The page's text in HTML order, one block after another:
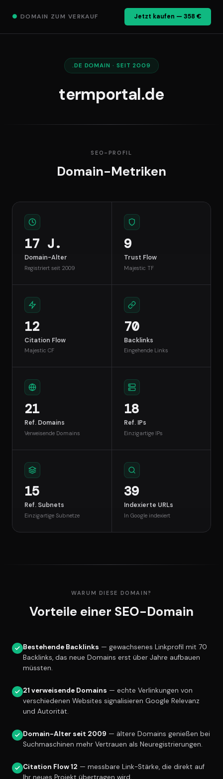
● DOMAIN ZUM VERKAUF Jetzt kaufen — 358 €
.DE DOMAIN · SEIT 2009
termportal.de
SEO-PROFIL
Domain-Metriken
17 J.
Domain-Alter
Registriert seit 2009
9
Trust Flow
Majestic TF
12
Citation Flow
Majestic CF
70
Backlinks
Eingehende Links
21
Ref. Domains
Verweisende Domains
18
Ref. IPs
Einzigartige IPs
15
Ref. Subnets
Einzigartige Subnetze
39
Indexierte URLs
In Google indexiert
WARUM DIESE DOMAIN?
Vorteile einer SEO-Domain
Bestehende Backlinks — gewachsenes Linkprofil mit 70
Backlinks, das neue Domains erst über Jahre aufbauen
müssten.
21 verweisende Domains — echte Verlinkungen von
verschiedenen Websites signalisieren Google Relevanz
und Autorität.
Domain-Alter seit 2009 — ältere Domains genießen bei
Suchmaschinen mehr Vertrauen als Neuregistrierungen.
Citation Flow 12 — messbare Link-Stärke, die direkt auf